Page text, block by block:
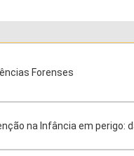
Forenses
na Infância em perigo: